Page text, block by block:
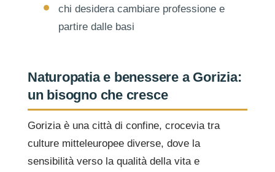
chi desidera cambiare professione e
partire dalle basi
Naturopatia e benessere a Gorizia:
un bisogno che cresce
Gorizia è una città di confine, crocevia tra
culture mitteleuropee diverse, dove la
sensibilità verso la qualità della vita e